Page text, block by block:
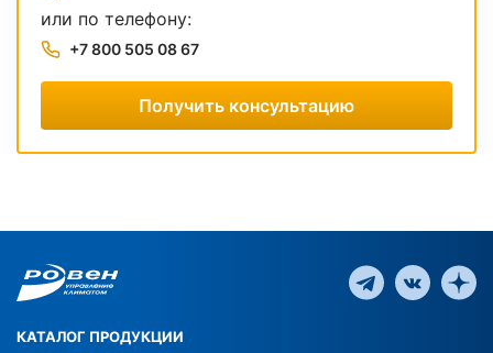
или по телефону:
+7 800 505 08 67
Получить консультацию
КАТАЛОГ ПРОДУКЦИИ